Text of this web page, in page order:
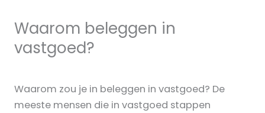
Waarom beleggen in
vastgoed?
Waarom zou je in beleggen in vastgoed? De
meeste mensen die in vastgoed stappen